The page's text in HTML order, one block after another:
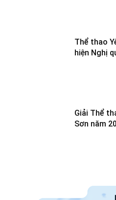
Thể thao
hiện Nghị
Giải Thể
Sơn năm